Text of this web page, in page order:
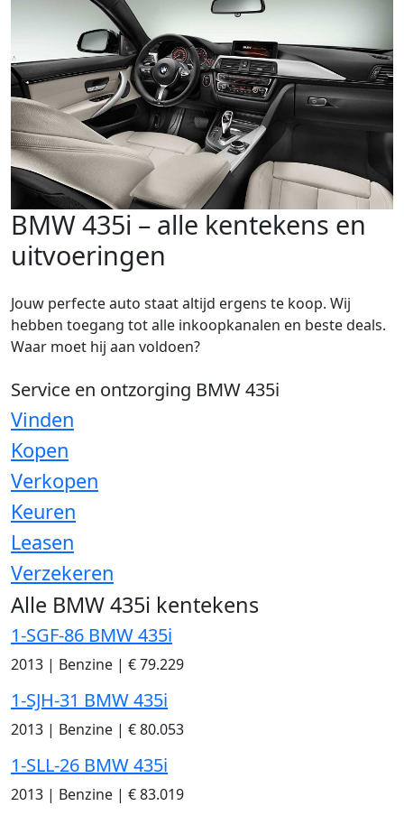
BMW 435i – alle kentekens en
uitvoeringen
Jouw perfecte auto staat altijd ergens te koop. Wij
hebben toegang tot alle inkoopkanalen en beste deals.
Waar moet hij aan voldoen?
Service en ontzorging BMW 435i
Vinden
Kopen
Verkopen
Keuren
Leasen
Verzekeren
Alle BMW 435i kentekens
1-SGF-86 BMW 435i
2013 | Benzine | € 79.229
1-SJH-31 BMW 435i
2013 | Benzine | € 80.053
1-SLL-26 BMW 435i
2013 | Benzine | € 83.019